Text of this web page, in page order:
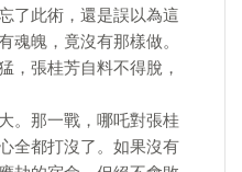
了此術，還是誤以為這
魂魄，竟沒有那樣做。
，張桂芳自料不得脫，
。那一戰，哪吒對張桂
全都打沒了。如果沒有